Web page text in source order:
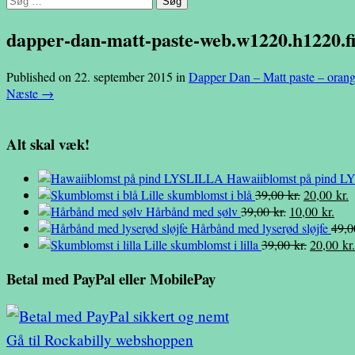
efter:
dapper-dan-matt-paste-
Published on22. september 2015 inDapper Dan – Matt paste –
Næste →
Alt skal væk!
Hawaiiblomst på pind
Lille skumblomst i blå 39,00kr.Den
oprindelige
pris
var:
20,00 kr.
er:
Hårbånd med sølv39,00kr. Den
oprindelige
pris
10,00 kr.
pris
Hårbånd med lyserød sløjfe
Lille skumblomst i lilla 39,00kr.Den
20,00 kr.
Betal med PayPal eller MobilePay
Gå til Rockabilly webshoppen